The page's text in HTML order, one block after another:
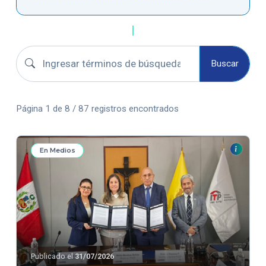
Buscar convocatorias Buscar
Página 1 de 8 / 87 registros encontrados
En Medios
Publicado el31/07/2026